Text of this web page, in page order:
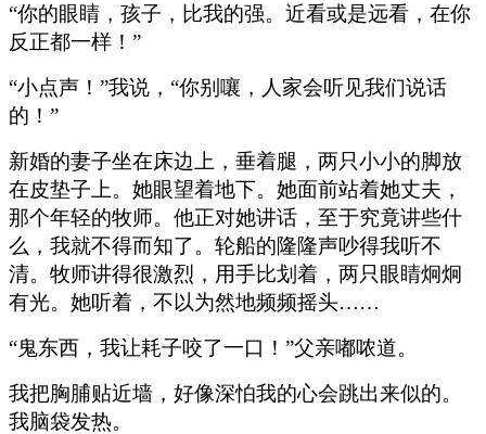
“你的眼睛，孩子，比我的强。近看或是远看，在你
反正都一样！”
“小点声！”我说，“你别嚷，人家会听见我们说话
的！”
新婚的妻子坐在床边上，垂着腿，两只小小的脚放
在皮垫子上。她眼望着地下。她面前站着她丈夫，
那个年轻的牧师。他正对她讲话，至于究竟讲些什
么，我就不得而知了。轮船的隆隆声吵得我听不
清。牧师讲得很激烈，用手比划着，两只眼睛炯炯
有光。她听着，不以为然地频频摇头……
“鬼东西，我让耗子咬了一口！”父亲嘟哝道。
我把胸脯贴近墙，好像深怕我的心会跳出来似的。
我脑袋发热。